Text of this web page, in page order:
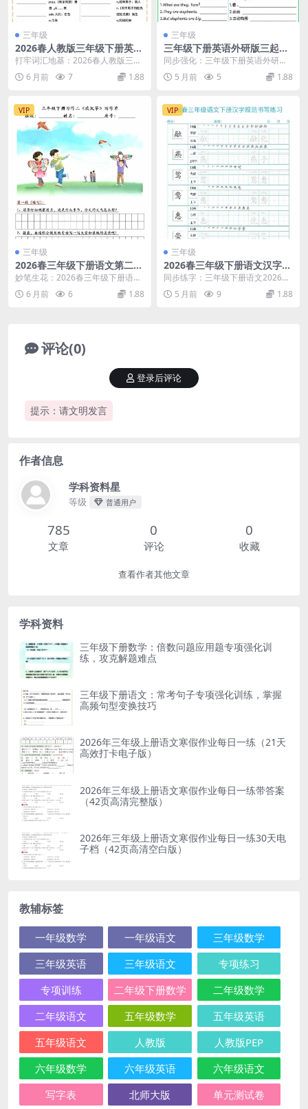
三年级
2026春人教版三年级下册英语
单词英汉互译小纸条同步提分
打牢词汇地基：2026春人教版三年
级下册英语单词英汉互译小纸条精
华解析 大家好，...
6 月前 7 1.88
三年级
三年级下册英语外研版三起点
基础过关训练同步专项复习电
同步强化：三年级下册英语外研版
三起点基础过关训练详解 进入三年
级下册，英语学习从...
5 月前 5 1.88
VIP
三年级
2026春三年级下册语文第二单
元习作《放风筝》作文练笔同
妙笔生花：2026春三年级下册语文
习作《放风筝》练笔深度指导 大家
好，我是学科星...
6 月前 6 1.88
VIP
三年级
2026春三年级下册语文汉字规
范书写字帖每日一练32页同步
同步练字：三年级下册语文2026春
汉字规范书写字帖每日一练详解 进
入三年级下册语...
5 月前 9 1.88
评论(0)
提示：请文明发言
登录后评论
作者信息
学科资料星
等级 普通用户
785
文章
0
评论
0
收藏
查看作者其他文章
学科资料
三年级下册数学：倍数问题应用题专项强化训
练，攻克解题难点
三年级下册语文：常考句子专项强化训练，掌握
高频句型变换技巧
2026年三年级上册语文寒假作业每日一练（21天
高效打卡电子版）
2026年三年级上册语文寒假作业每日一练带答案
（42页高清完整版）
2026年三年级上册语文寒假作业每日一练30天电
子档（42页高清空白版）
教辅标签
一年级数学 一年级语文
三年级数学
三年级英语
三年级语文
专项练习
专项训练
二年级下册数学
二年级数学
二年级语文
五年级数学
五年级英语
五年级语文
人教版
人教版PEP
六年级数学
六年级英语
六年级语文
写字表
北师大版 单元测试卷